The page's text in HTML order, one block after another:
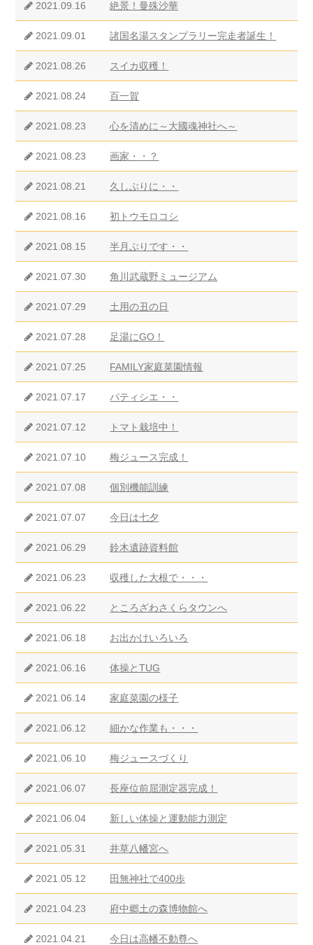
2021.09.16 絶景！曼殊沙華
2021.09.01 諸国名湯スタンプラリー完走者誕生！
2021.08.26 スイカ収穫！
2021.08.24 百一賀
2021.08.23 心を清めに～大國魂神社へ～
2021.08.23 画家・・？
2021.08.21 久しぶりに・・
2021.08.16 初トウモロコシ
2021.08.15 半月ぶりです・・
2021.07.30 角川武蔵野ミュージアム
2021.07.29 土用の丑の日
2021.07.28 足湯にGO！
2021.07.25 FAMILY家庭菜園情報
2021.07.17 パティシエ・・
2021.07.12 トマト栽培中！
2021.07.10 梅ジュース完成！
2021.07.08 個別機能訓練
2021.07.07 今日は七夕
2021.06.29 鈴木遺跡資料館
2021.06.23 収穫した大根で・・・
2021.06.22 ところざわさくらタウンへ
2021.06.18 お出かけいろいろ
2021.06.16 体操とTUG
2021.06.14 家庭菜園の様子
2021.06.12 細かな作業も・・・
2021.06.10 梅ジュースづくり
2021.06.07 長座位前屈測定器完成！
2021.06.04 新しい体操と運動能力測定
2021.05.31 井草八幡宮へ
2021.05.12 田無神社で400歩
2021.04.23 府中郷土の森博物館へ
2021.04.21 今日は高幡不動尊へ